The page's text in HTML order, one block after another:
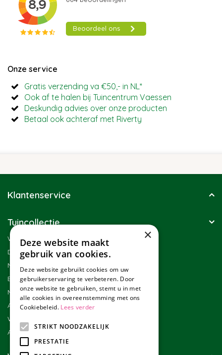
Onze service
Gratis verzending va €50,- in NL*
Ook af te halen bij Tuincentrum Vaessen
Deskundig advies over onze producten
Betaal ook achteraf met Riverty
Klantenservice
Tuincollectie
Winkel
Duurzaamheid
Nieuwsbrief
Blog
Merken
Assortiment
Werken bij Tuincollectie
Affiliate marketing
×
Deze website maakt
gebruik van cookies.
Deze website gebruikt cookies om uw
gebruikerservaring te verbeteren. Door
onze website te gebruiken, stemt u in met
alle cookies in overeenstemming met ons
Cookiebeleid. Lees verder
STRIKT NOODZAKELIJK
PRESTATIE